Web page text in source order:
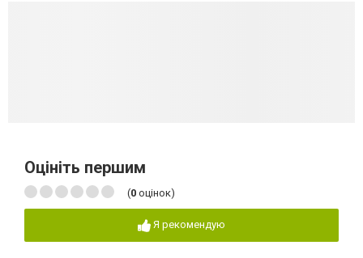
Оцініть першим
(0 оцінок)
Я рекомендую